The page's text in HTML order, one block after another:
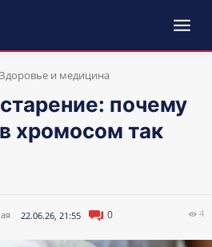
Здоровье и медицина
почему
хромосом так
22.06.26, 21:55 0 4